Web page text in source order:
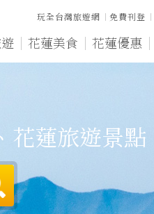
花蓮美食 花蓮優惠
玩全台灣旅遊網 免費刊登
花蓮旅遊景點